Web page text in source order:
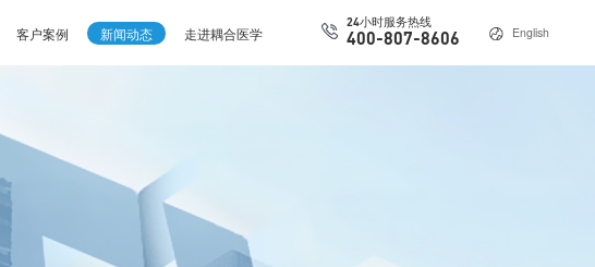
English
24小时服务热线
400-807-8606
客户案例 新闻动态 走进耦合医学